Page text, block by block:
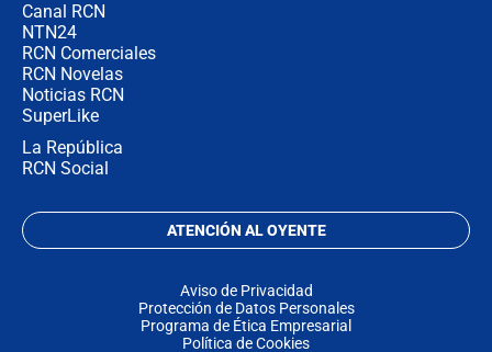
Canal RCN
NTN24
RCN Comerciales
RCN Novelas
Noticias RCN
SuperLike
La República
RCN Social
ATENCIÓN AL OYENTE
Aviso de Privacidad
Protección de Datos Personales
Programa de Ética Empresarial
Política de Cookies